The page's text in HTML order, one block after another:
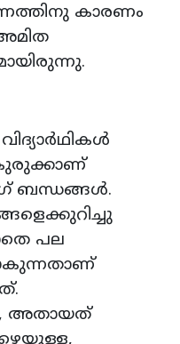
കാരണം
ബന്ധങ്ങൾ.
പല
അതായത്